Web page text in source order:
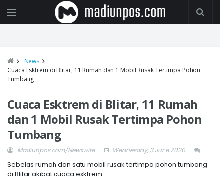
News
Cuaca Esktrem di Blitar, 11 Rumah dan 1 Mobil Rusak Tertimpa Pohon
Tumbang
Cuaca Esktrem di Blitar, 11 Rumah
dan 1 Mobil Rusak Tertimpa Pohon
Tumbang
Madiunpos.com/Newswire Wednesday, 3 June 2020
Sebelas rumah dan satu mobil rusak tertimpa pohon tumbang
di Blitar akibat cuaca esktrem.